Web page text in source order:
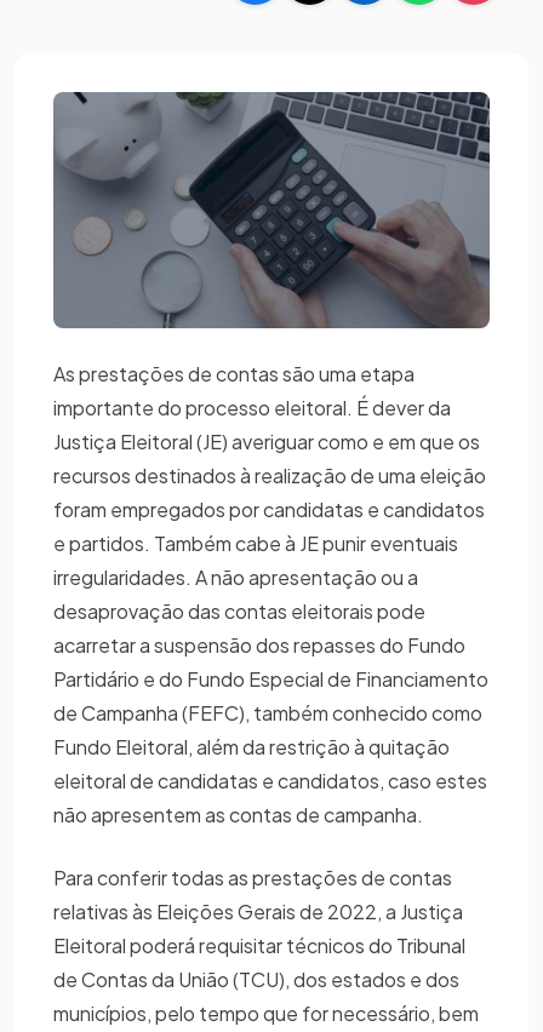
As prestações de contas são uma etapa
importante do processo eleitoral. É dever da
Justiça Eleitoral (JE) averiguar como e em que os
recursos destinados à realização de uma eleição
foram empregados por candidatas e candidatos
e partidos. Também cabe à JE punir eventuais
irregularidades. A não apresentação ou a
desaprovação das contas eleitorais pode
acarretar a suspensão dos repasses do Fundo
Partidário e do Fundo Especial de Financiamento
de Campanha (FEFC), também conhecido como
Fundo Eleitoral, além da restrição à quitação
eleitoral de candidatas e candidatos, caso estes
não apresentem as contas de campanha.
Para conferir todas as prestações de contas
relativas às Eleições Gerais de 2022, a Justiça
Eleitoral poderá requisitar técnicos do Tribunal
de Contas da União (TCU), dos estados e dos
municípios, pelo tempo que for necessário, bem